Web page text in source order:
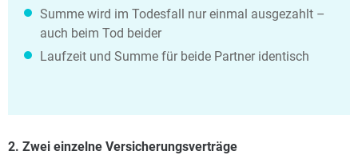
Summe wird im Todesfall nur einmal ausgezahlt –
auch beim Tod beider
Laufzeit und Summe für beide Partner identisch
2. Zwei einzelne Versicherungsverträge